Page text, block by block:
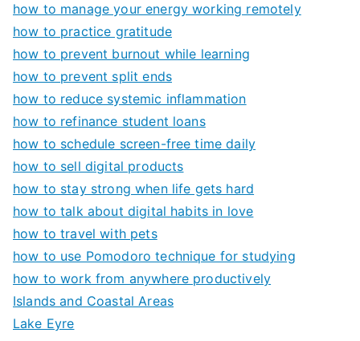
how to manage your energy working remotely
how to practice gratitude
how to prevent burnout while learning
how to prevent split ends
how to reduce systemic inflammation
how to refinance student loans
how to schedule screen-free time daily
how to sell digital products
how to stay strong when life gets hard
how to talk about digital habits in love
how to travel with pets
how to use Pomodoro technique for studying
how to work from anywhere productively
Islands and Coastal Areas
Lake Eyre